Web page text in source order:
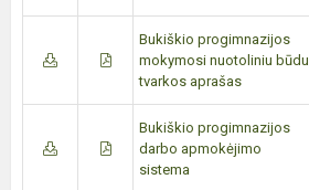
Bukiškio progimnazijos
mokymosi nuotoliniu būdu
tvarkos aprašas
Bukiškio progimnazijos
darbo apmokėjimo
sistema